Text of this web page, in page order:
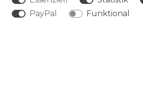
PayPal
Funktional